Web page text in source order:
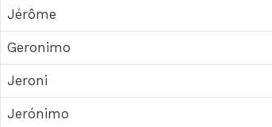
Jérôme
Geronimo
Jeroni
Jerónimo